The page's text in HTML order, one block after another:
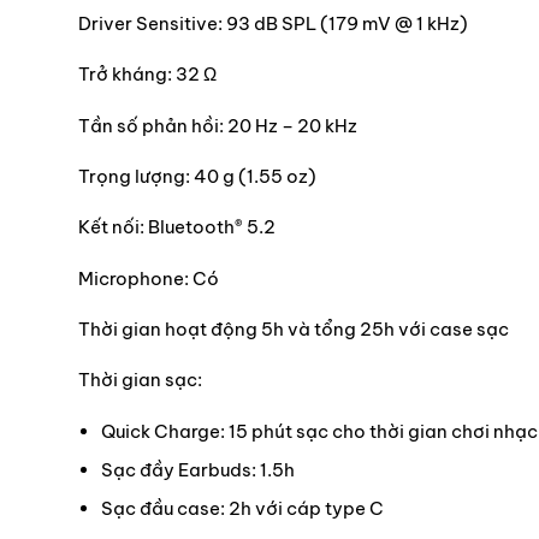
Driver Sensitive: 93 dB SPL (179 mV @ 1 kHz)
Trở kháng: 32 Ω
Tần số phản hồi: 20 Hz – 20 kHz
Trọng lượng: 40 g (1.55 oz)
Kết nối: Bluetooth® 5.2
Microphone: Có
Thời gian hoạt động 5h và tổng 25h với case sạc
Thời gian sạc:
Quick Charge: 15 phút sạc cho thời gian chơi nhạc
Sạc đầy Earbuds: 1.5h
Sạc đầu case: 2h với cáp type C